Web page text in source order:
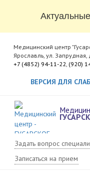
Медицинский центр
Ярославль, ул.
+7 (4852) 94-11-22, (920)
ВЕРСИЯ ДЛЯ
Задать вопрос
Записаться на прием